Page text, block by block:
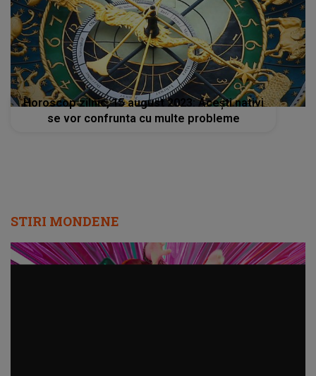
Horoscop zilnic, 15 august 2023: Acești nativi
se vor confrunta cu multe probleme
STIRI MONDENE